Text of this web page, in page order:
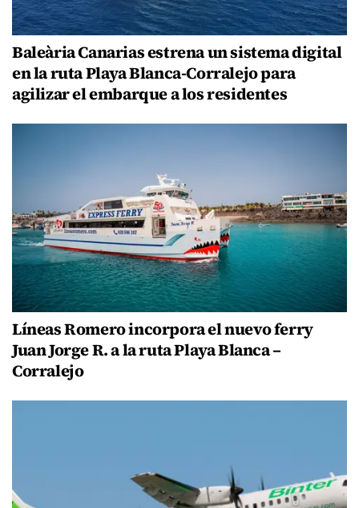
Baleària Canarias estrena un sistema digital
en la ruta Playa Blanca-Corralejo para
agilizar el embarque a los residentes
Líneas Romero incorpora el nuevo ferry
Juan Jorge R. a la ruta Playa Blanca –
Corralejo